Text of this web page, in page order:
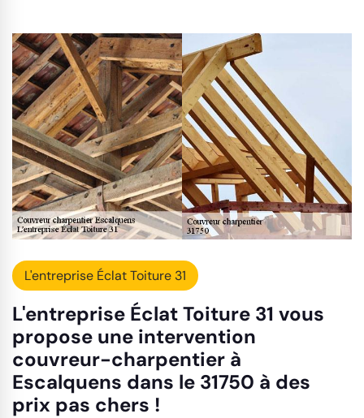
L'entreprise Éclat Toiture 31
L'entreprise Éclat Toiture 31 vous
propose une intervention
couvreur-charpentier à
Escalquens dans le 31750 à des
prix pas chers !